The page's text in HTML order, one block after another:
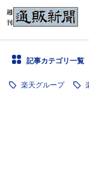
記事カテゴリ一覧
楽天グループ